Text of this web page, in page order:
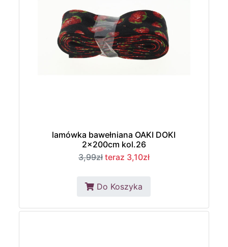
lamówka bawełniana OAKI DOKI
2x200cm kol.26
3,99zł teraz 3,10zł
Do Koszyka